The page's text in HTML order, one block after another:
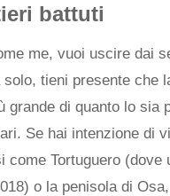
battuti
me, vuoi uscire dai
solo, tieni presente che
grande di quanto lo sia
Se hai intenzione di
come Tortuguero (dove
o la penisola di